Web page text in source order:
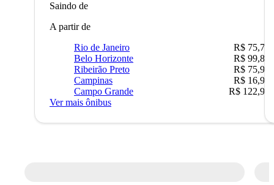
Saindo de
A partir de
Rio de Janeiro
R$ 75,77
Belo Horizonte
R$ 99,89
Ribeirão Preto
R$ 75,90
Campinas
R$ 16,90
Campo Grande
R$ 122,90
Ver mais ônibus